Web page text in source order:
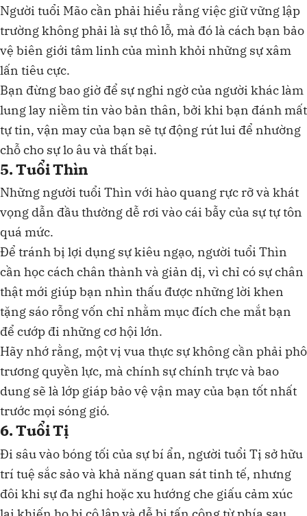
Người tuổi Mão cần phải hiểu rằng việc giữ vững lập
trường không phải là sự thô lỗ, mà đó là cách bạn bảo
vệ biên giới tâm linh của mình khỏi những sự xâm
lấn tiêu cực.
Bạn đừng bao giờ để sự nghi ngờ của người khác làm
lung lay niềm tin vào bản thân, bởi khi bạn đánh mất
tự tin, vận may của bạn sẽ tự động rút lui để nhường
chỗ cho sự lo âu và thất bại.
5. Tuổi Thìn
Những người tuổi Thìn với hào quang rực rỡ và khát
vọng dẫn đầu thường dễ rơi vào cái bẫy của sự tự tôn
quá mức.
Để tránh bị lợi dụng sự kiêu ngạo, người tuổi Thìn
cần học cách chân thành và giản dị, vì chỉ có sự chân
thật mới giúp bạn nhìn thấu được những lời khen
tặng sáo rỗng vốn chỉ nhằm mục đích che mắt bạn
để cướp đi những cơ hội lớn.
Hãy nhớ rằng, một vị vua thực sự không cần phải phô
trương quyền lực, mà chính sự chính trực và bao
dung sẽ là lớp giáp bảo vệ vận may của bạn tốt nhất
trước mọi sóng gió.
6. Tuổi Tị
Đi sâu vào bóng tối của sự bí ẩn, người tuổi Tị sở hữu
trí tuệ sắc sảo và khả năng quan sát tinh tế, nhưng
đôi khi sự đa nghi hoặc xu hướng che giấu cảm xúc